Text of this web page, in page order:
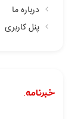
درباره ما
پنل کاربری
خبرنامه.